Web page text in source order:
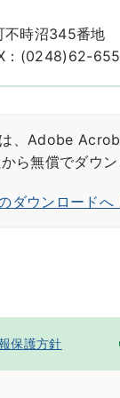
時沼345番地
：(0248)62-
、Adobe
ら無償でダウン
ウンロードへ
保護方針